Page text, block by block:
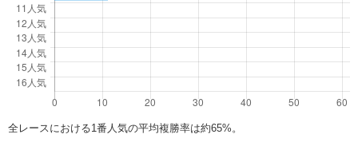
全レースにおける1番人気の平均複勝率は約65%。